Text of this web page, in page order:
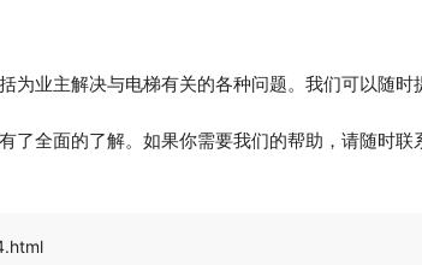
业主解决与电梯有关的各种问题。我们可以随时
了全面的了解。如果你需要我们的帮助，请随时